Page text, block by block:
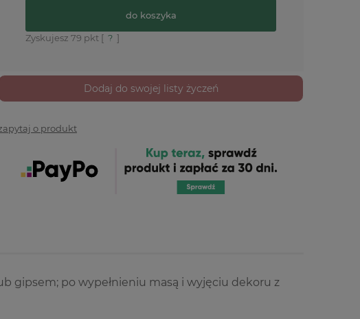
do koszyka
Zyskujesz 79 pkt [ ? ]
Dodaj do swojej listy życzeń
o produkt
gipsem; po wypełnieniu masą i wyjęciu dekoru z